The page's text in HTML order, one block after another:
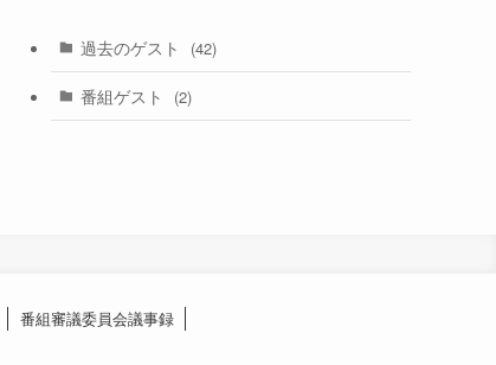
過去のゲスト (42)
番組ゲスト (2)
番組審議委員会議事録